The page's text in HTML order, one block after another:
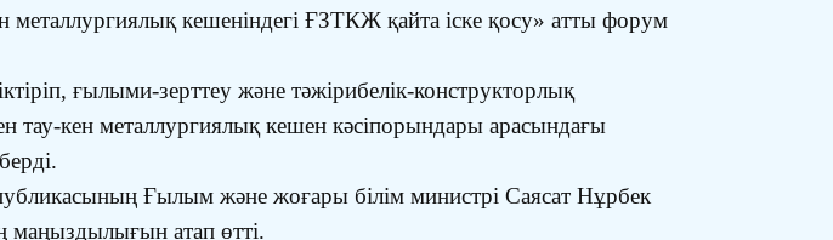
кешеніндегі ҒЗТКЖ қайта іске қосу» атты форум
ғылыми-зерттеу және тәжірибелік-конструкторлық
кен металлургиялық кешен кәсіпорындары арасындағы
Ғылым және жоғары білім министрі Саясат Нұрбек
маңыздылығын атап өтті.